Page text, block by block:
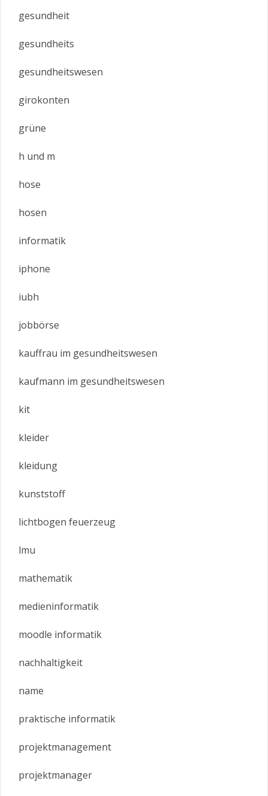
gesundheit
gesundheits
gesundheitswesen
girokonten
grüne
h und m
hose
hosen
informatik
iphone
iubh
jobbörse
kauffrau im gesundheitswesen
kaufmann im gesundheitswesen
kit
kleider
kleidung
kunststoff
lichtbogen feuerzeug
lmu
mathematik
medieninformatik
moodle informatik
nachhaltigkeit
name
praktische informatik
projektmanagement
projektmanager